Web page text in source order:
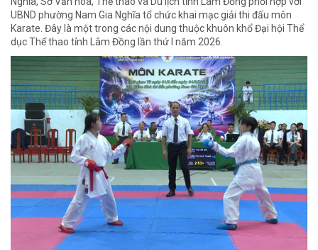
UBND phường Nam Gia Nghĩa tổ chức khai mạc giải thi đấu môn
Karate. Đây là một trong các nội dung thuộc khuôn khổ Đại hội Thể
dục Thể thao tỉnh Lâm Đồng lần thứ I năm 2026.